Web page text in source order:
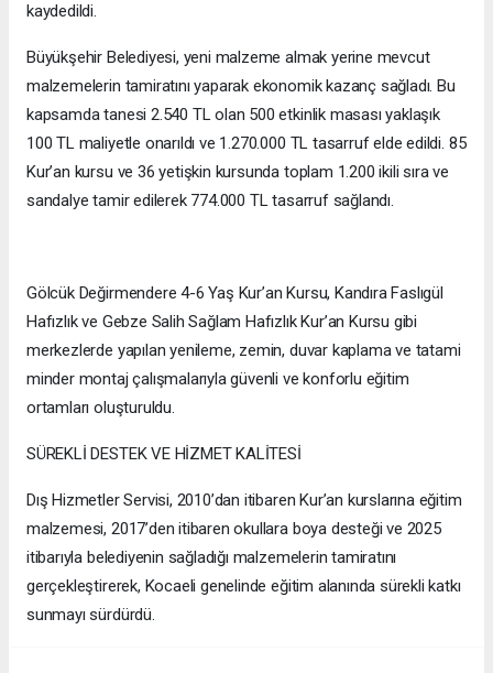
kaydedildi.
Büyükşehir Belediyesi, yeni malzeme almak yerine mevcut
malzemelerin tamiratını yaparak ekonomik kazanç sağladı. Bu
kapsamda tanesi 2.540 TL olan 500 etkinlik masası yaklaşık
100 TL maliyetle onarıldı ve 1.270.000 TL tasarruf elde edildi. 85
Kur’an kursu ve 36 yetişkin kursunda toplam 1.200 ikili sıra ve
sandalye tamir edilerek 774.000 TL tasarruf sağlandı.
Gölcük Değirmendere 4-6 Yaş Kur’an Kursu, Kandıra Faslıgül
Hafızlık ve Gebze Salih Sağlam Hafızlık Kur’an Kursu gibi
merkezlerde yapılan yenileme, zemin, duvar kaplama ve tatami
minder montaj çalışmalarıyla güvenli ve konforlu eğitim
ortamları oluşturuldu.
SÜREKLİ DESTEK VE HİZMET KALİTESİ
Dış Hizmetler Servisi, 2010’dan itibaren Kur’an kurslarına eğitim
malzemesi, 2017’den itibaren okullara boya desteği ve 2025
itibarıyla belediyenin sağladığı malzemelerin tamiratını
gerçekleştirerek, Kocaeli genelinde eğitim alanında sürekli katkı
sunmayı sürdürdü.